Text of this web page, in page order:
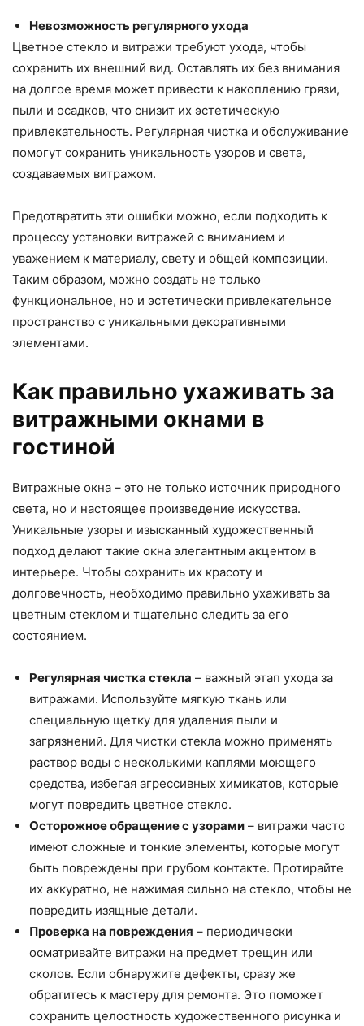
Невозможность регулярного ухода
Цветное стекло и витражи требуют ухода, чтобы
сохранить их внешний вид. Оставлять их без внимания
на долгое время может привести к накоплению грязи,
пыли и осадков, что снизит их эстетическую
привлекательность. Регулярная чистка и обслуживание
помогут сохранить уникальность узоров и света,
создаваемых витражом.
Предотвратить эти ошибки можно, если подходить к
процессу установки витражей с вниманием и
уважением к материалу, свету и общей композиции.
Таким образом, можно создать не только
функциональное, но и эстетически привлекательное
пространство с уникальными декоративными
элементами.
Как правильно ухаживать за
витражными окнами в
гостиной
Витражные окна – это не только источник природного
света, но и настоящее произведение искусства.
Уникальные узоры и изысканный художественный
подход делают такие окна элегантным акцентом в
интерьере. Чтобы сохранить их красоту и
долговечность, необходимо правильно ухаживать за
цветным стеклом и тщательно следить за его
состоянием.
Регулярная чистка стекла – важный этап ухода за
витражами. Используйте мягкую ткань или
специальную щетку для удаления пыли и
загрязнений. Для чистки стекла можно применять
раствор воды с несколькими каплями моющего
средства, избегая агрессивных химикатов, которые
могут повредить цветное стекло.
Осторожное обращение с узорами – витражи часто
имеют сложные и тонкие элементы, которые могут
быть повреждены при грубом контакте. Протирайте
их аккуратно, не нажимая сильно на стекло, чтобы не
повредить изящные детали.
Проверка на повреждения – периодически
осматривайте витражи на предмет трещин или
сколов. Если обнаружите дефекты, сразу же
обратитесь к мастеру для ремонта. Это поможет
сохранить целостность художественного рисунка и